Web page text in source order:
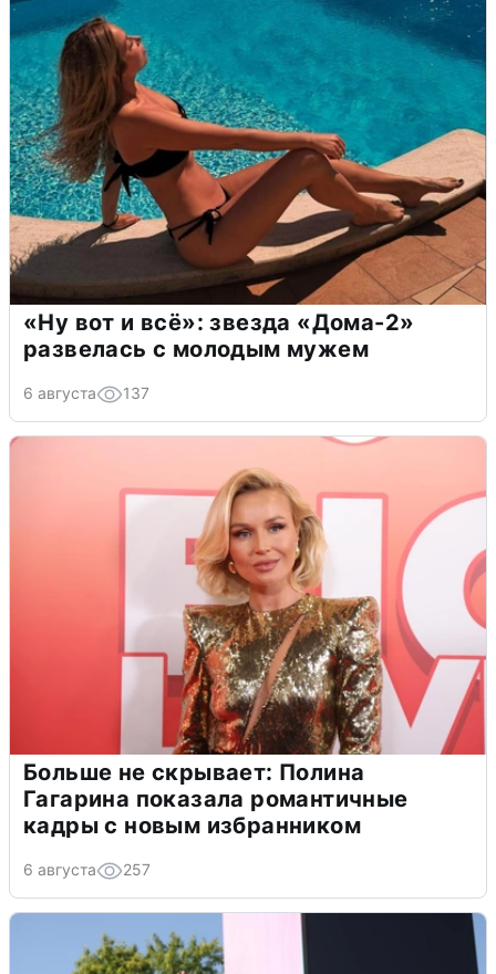
«Ну вот и всё»: звезда «Дома-2»
развелась с молодым мужем
6 августа 137
Больше не скрывает: Полина
Гагарина показала романтичные
кадры с новым избранником
6 августа 257